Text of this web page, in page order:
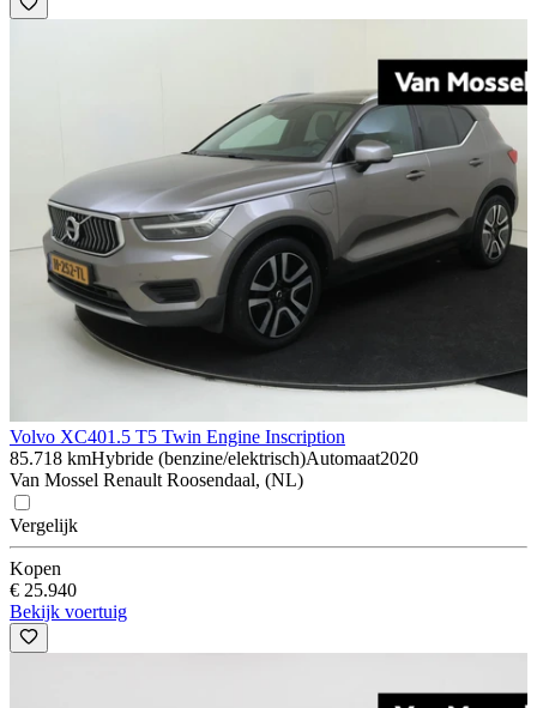
Volvo XC401.5 T5 Twin Engine Inscription
85.718 kmHybride (benzine/elektrisch)Automaat2020
Van Mossel Renault Roosendaal, (NL)
Vergelijk
Kopen
€ 25.940
Bekijk voertuig